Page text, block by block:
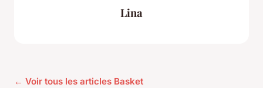
Lina
← Voir tous les articles Basket